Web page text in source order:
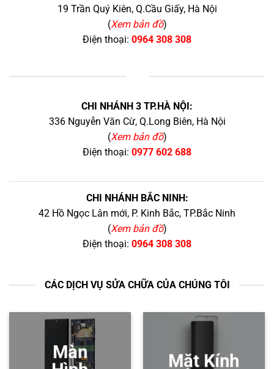
19 Trần Quý Kiên, Q.Cầu Giấy, Hà Nội
(Xem bản đồ)
Điện thoại: 0964 308 308
CHI NHÁNH 3 TP.HÀ NỘI:
336 Nguyễn Văn Cừ, Q.Long Biên, Hà Nội
(Xem bản đồ)
Điện thoại: 0977 602 688
CHI NHÁNH BẮC NINH:
42 Hồ Ngọc Lân mới, P. Kinh Bắc, TP.Bắc Ninh
(Xem bản đồ)
Điện thoại: 0964 308 308
CÁC DỊCH VỤ SỬA CHỮA CỦA CHÚNG TÔI
Màn
Mặt Kính